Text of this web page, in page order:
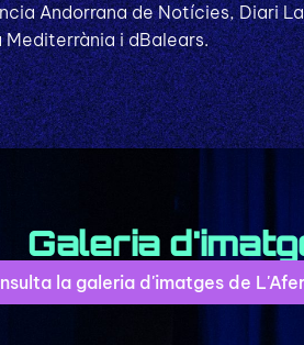
Andorrana de Notícies, Diari La
Mediterrània i dBalears.
Galeria
la galeria d'imatges de